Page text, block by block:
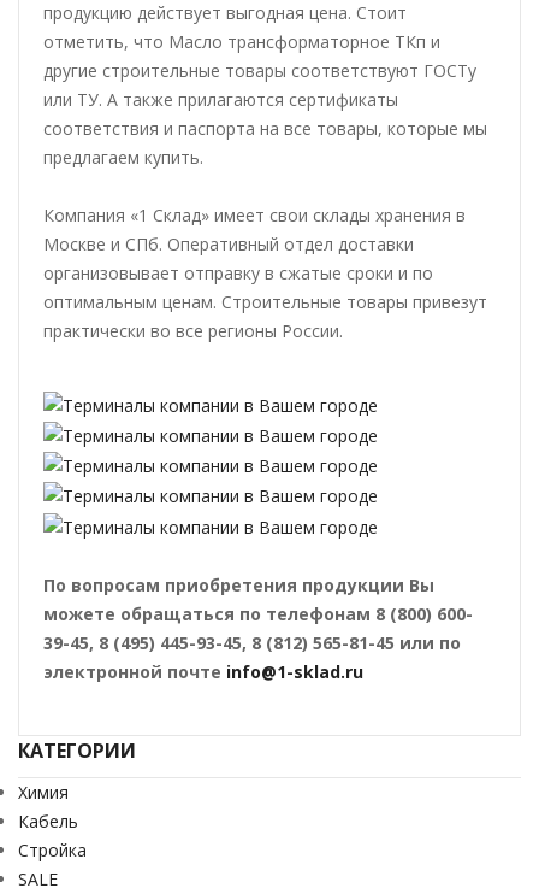
продукцию действует выгодная цена. Стоит
отметить, что Масло трансформаторное ТКп и
другие строительные товары соответствуют ГОСТу
или ТУ. А также прилагаются сертификаты
соответствия и паспорта на все товары, которые мы
предлагаем купить.
Компания «1 Склад» имеет свои склады хранения в
Москве и СПб. Оперативный отдел доставки
организовывает отправку в сжатые сроки и по
оптимальным ценам. Строительные товары привезут
практически во все регионы России.
По вопросам приобретения продукции Вы
можете обращаться по телефонам 8 (800) 600-
39-45, 8 (495) 445-93-45, 8 (812) 565-81-45 или по
электронной почте info@1-sklad.ru
КАТЕГОРИИ
Химия
Кабель
Стройка
SALE